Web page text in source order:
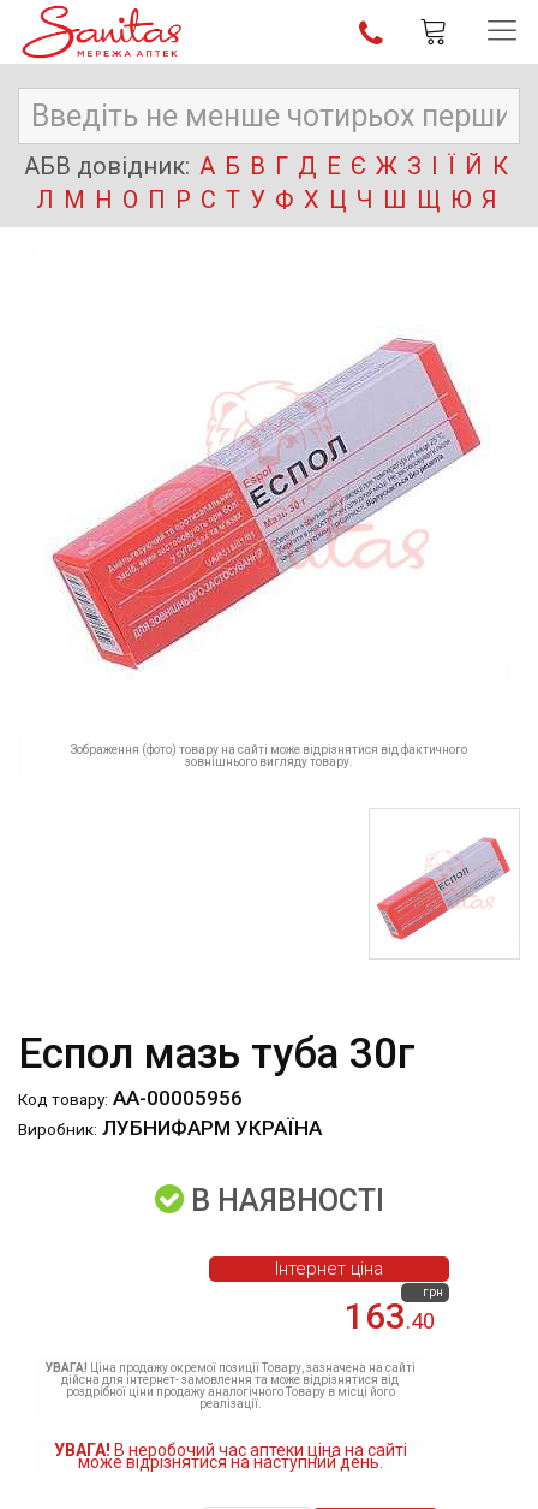
АБВ довідник: А Б В Г Д Е Є Ж З І Ї Й К
Л М Н О П Р С Т У Ф Х Ц Ч Ш Щ Ю Я
Зображення (фото) товару на сайті може відрізнятися від фактичного
зовнішнього вигляду товару.
Еспол мазь туба 30г
Код товару: АА-00005956
Виробник: ЛУБНИФАРМ УКРАЇНА
В НАЯВНОСТІ
163.40
грн
Інтернет ціна
УВАГА! Ціна продажу окремої позиції Товару, зазначена на сайті
дійсна для інтернет- замовлення та може відрізнятися від
роздрібної ціни продажу аналогічного Товару в місці його
реалізації.
УВАГА! В неробочий час аптеки ціна на сайті
може відрізнятися на наступний день.